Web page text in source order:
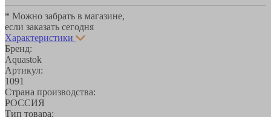
* Можно забрать в магазине,
если заказать сегодня
Характеристики
Бренд:
Aquastok
Артикул:
1091
Страна производства:
РОССИЯ
Тип товара: